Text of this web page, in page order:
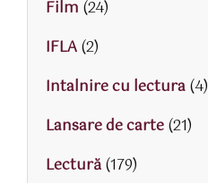
Film (24)
IFLA(2)
Intalnire cu lectura(4)
Lansare de carte(21)
Lectură(179)